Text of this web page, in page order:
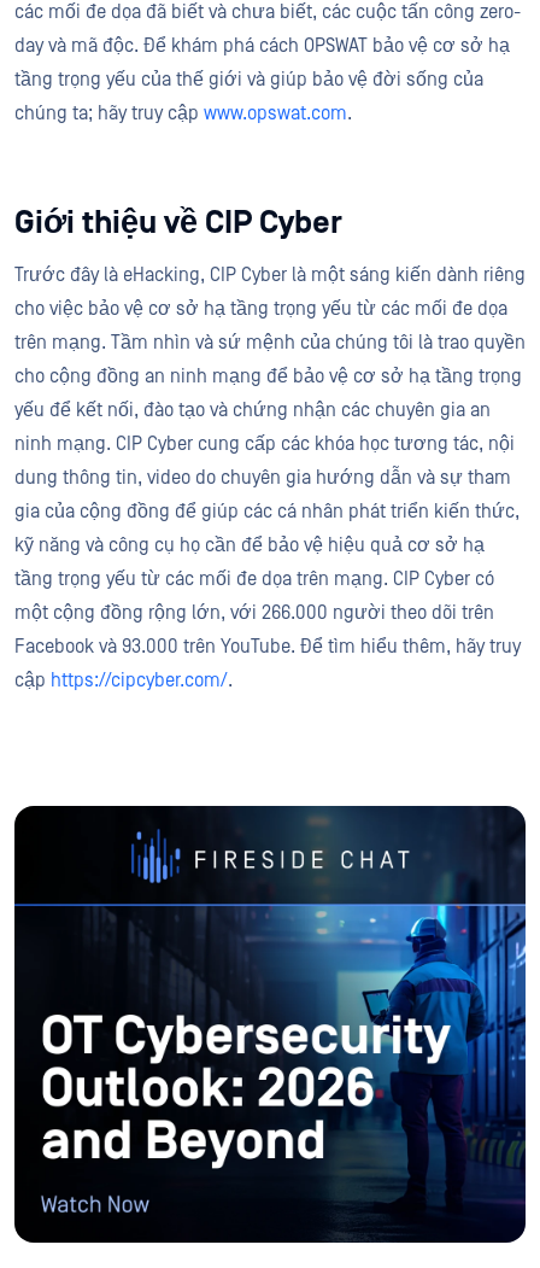
các mối đe dọa đã biết và chưa biết, các cuộc tấn công zero-
day và mã độc. Để khám phá cách OPSWAT bảo vệ cơ sở hạ
tầng trọng yếu của thế giới và giúp bảo vệ đời sống của
chúng ta; hãy truy cập www.opswat.com.
Giới thiệu về CIP Cyber
Trước đây là eHacking, CIP Cyber là một sáng kiến dành riêng
cho việc bảo vệ cơ sở hạ tầng trọng yếu từ các mối đe dọa
trên mạng. Tầm nhìn và sứ mệnh của chúng tôi là trao quyền
cho cộng đồng an ninh mạng để bảo vệ cơ sở hạ tầng trọng
yếu để kết nối, đào tạo và chứng nhận các chuyên gia an
ninh mạng. CIP Cyber cung cấp các khóa học tương tác, nội
dung thông tin, video do chuyên gia hướng dẫn và sự tham
gia của cộng đồng để giúp các cá nhân phát triển kiến thức,
kỹ năng và công cụ họ cần để bảo vệ hiệu quả cơ sở hạ
tầng trọng yếu từ các mối đe dọa trên mạng. CIP Cyber có
một cộng đồng rộng lớn, với 266.000 người theo dõi trên
Facebook và 93.000 trên YouTube. Để tìm hiểu thêm, hãy truy
cập https://cipcyber.com/.